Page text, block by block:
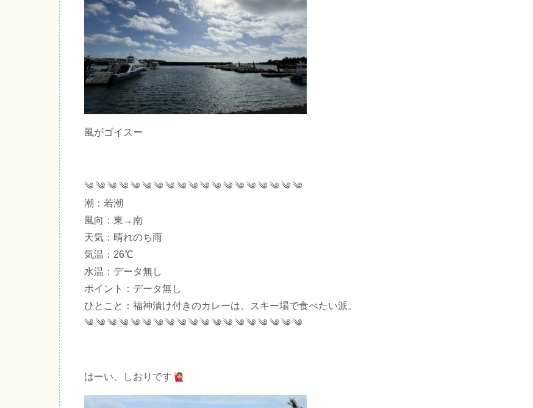
風がゴイスー
༄ ༄ ༄ ༄ ༄ ༄ ༄ ༄ ༄ ༄ ༄ ༄ ༄ ༄ ༄ ༄ ༄ ༄ ༄
潮：若潮
風向：東→南
天気：晴れのち雨
気温：26℃
水温：データ無し
ポイント：データ無し
ひとこと：福神漬け付きのカレーは、スキー場で食べたい派。
༄ ༄ ༄ ༄ ༄ ༄ ༄ ༄ ༄ ༄ ༄ ༄ ༄ ༄ ༄ ༄ ༄ ༄ ༄
はーい、しおりです